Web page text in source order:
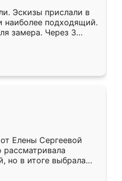
Эскизы прислали в
наиболее подходящий.
замера. Через 3
готова. Остались
Ренессанс
работу!
Елены Сергеевой
рассматривала
но в итоге выбрала
условия, потом